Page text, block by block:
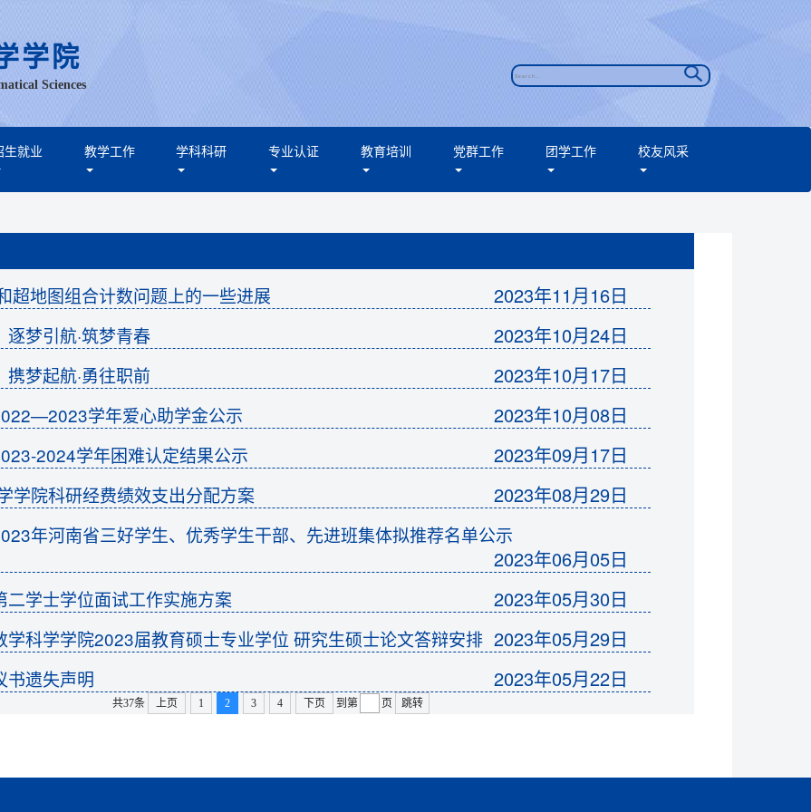
学院
Sciences
生就业 教学工作 学科科研 专业认证 教育培训 党群工作 团学工作 校友风采
超地图组合计数问题上的一些进展 2023年11月16日
逐梦引航·筑梦青春 2023年10月24日
携梦起航·勇往职前 2023年10月17日
学年爱心助学金公示 2023年10月08日
2024学年困难认定结果公示 2023年09月17日
学院科研经费绩效支出分配方案 2023年08月29日
年河南省三好学生、优秀学生干部、先进班集体拟推荐名单公示
2023年06月05日
二学士学位面试工作实施方案 2023年05月30日
学科学学院2023届教育硕士专业学位 研究生硕士论文答辩安排 2023年05月29日
书遗失声明 2023年05月22日
共37条 上页 1 2 3 4 下页 到第 页 跳转